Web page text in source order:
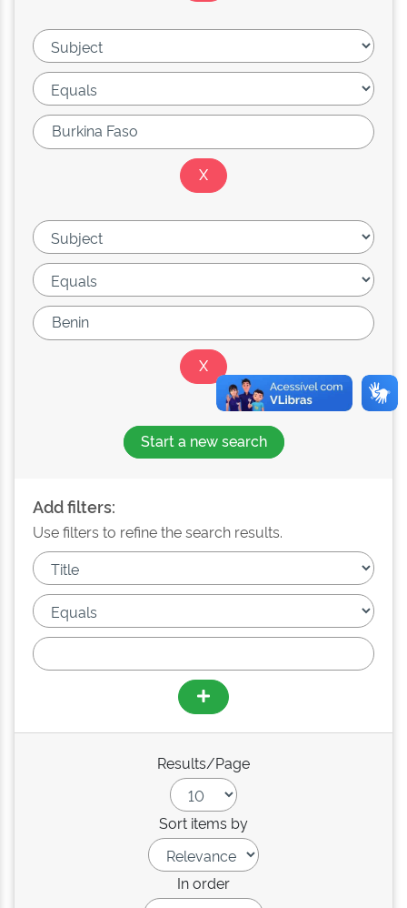
Start a new search
Add filters:
Use filters to refine the search results.
Results/Page
Sort items by
In order